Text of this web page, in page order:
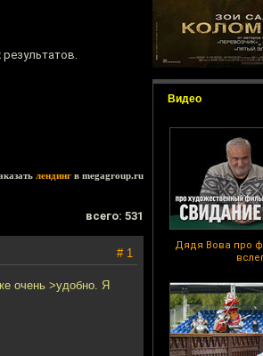
Видео
Дядя Вова про
лендинг в megagroup.ru
всего: 531
# 1
очень >удобно. Я